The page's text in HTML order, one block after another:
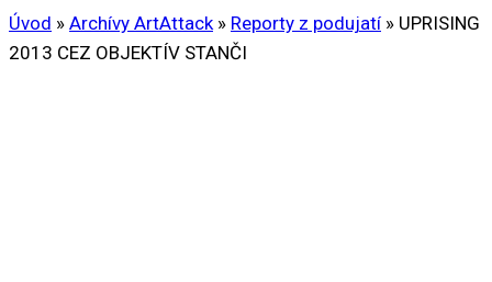
Úvod » Archívy ArtAttack » Reporty z podujatí » UPRISING
2013 CEZ OBJEKTÍV STANČI